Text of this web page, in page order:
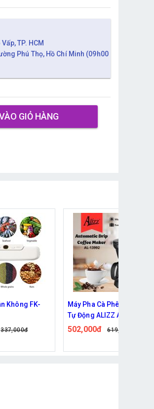
TP. HCM
Phú Thọ, Hồ Chí Minh (09h00
GIỎ HÀNG
Máy Pha Cà Phê Nhỏ Giọt
Tự Động ALIZZ AL-13992
502,000đ 619,000đ